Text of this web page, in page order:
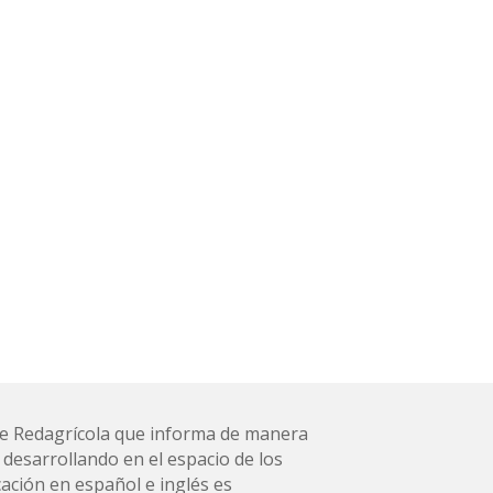
que informa de manera
en el espacio de los
en español e inglés es